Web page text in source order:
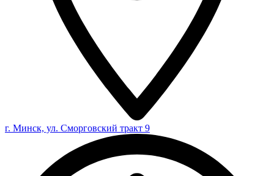
г. Минск, ул. Сморговский тракт 9